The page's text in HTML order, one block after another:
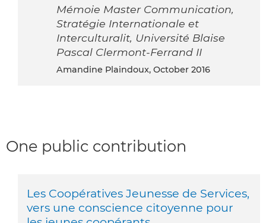
Mémoie Master Communication,
Stratégie Internationale et
Interculturalit, Université Blaise
Pascal Clermont-Ferrand II
Amandine Plaindoux, October 2016
One public contribution
Les Coopératives Jeunesse de Services,
vers une conscience citoyenne pour